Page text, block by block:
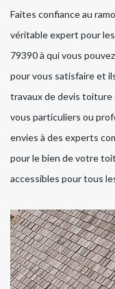
Faites confiance au
véritable expert pour
79390 à qui vous
pour vous satisfaire et
travaux de devis
vous particuliers ou
envies à des experts
pour le bien de votre
accessibles pour tous